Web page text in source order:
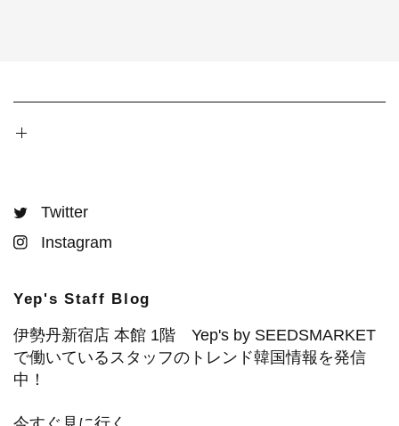
Twitter
Instagram
Yep's Staff Blog
伊勢丹新宿店 本館 1階 Yep's by SEEDSMARKET
で働いているスタッフのトレンド韓国情報を発信
中！